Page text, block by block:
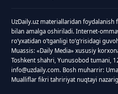
UzDaily.uz materiallaridan
bilan amalga oshiriladi. Internet-
roʻyxatidan oʻtganligi toʻgʻrisidagi
Muassis: «Daily Media» xususiy
Toshkent shahri, Yunusobod tumani,
info@uzdaily.com. Bosh muharrir:
Mualliflar fikri tahririyat nuqtayi